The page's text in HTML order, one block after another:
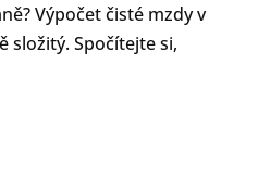
Výpočet čisté mzdy v
složitý. Spočítejte si,